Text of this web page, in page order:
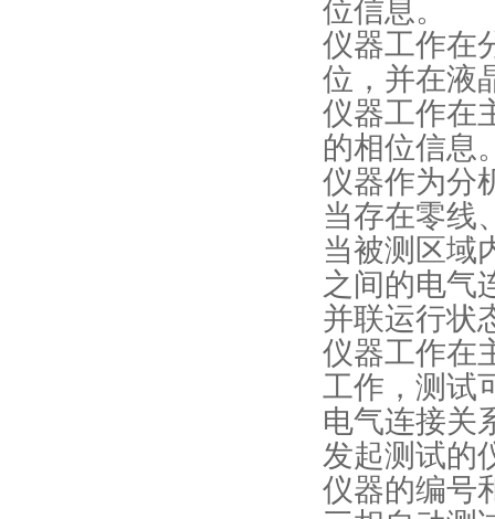
位信息。
仪器工作在
位，并在液
仪器工作在
的相位信息
仪器作为分
当存在零线
当被测区域
之间的电气
并联运行状
仪器工作在
工作，测试
电气连接关
发起测试的
仪器的编号